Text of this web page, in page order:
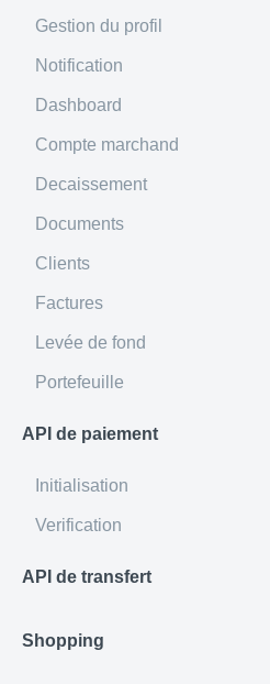
Gestion du profil
Notification
Dashboard
Compte marchand
Decaissement
Documents
Clients
Factures
Levée de fond
Portefeuille
API de paiement
Initialisation
Verification
API de transfert
Shopping
Clause de limitation
Responsabilité et indemnisation
Cookies
Marchands prohibés
Marchands restreints
Utilisateurs occasionnels
Généralités
Droit applicable